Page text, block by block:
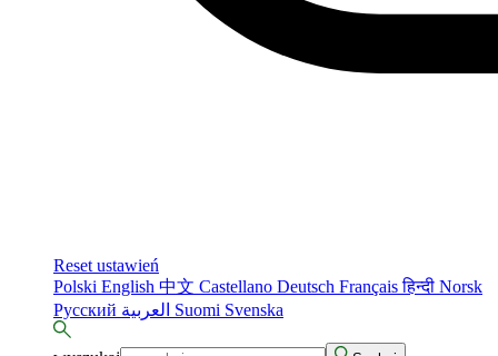
Reset ustawień
Polski English 中文 Castellano Deutsch Françaisहिन्दी Norsk
Русский
Suomi Svenska